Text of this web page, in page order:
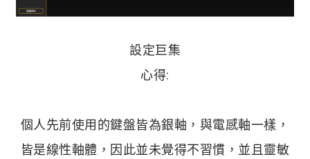
設定巨集
心得:
個人先前使用的鍵盤皆為銀軸，與電感軸一樣，
皆是線性軸體，因此並未覺得不習慣，並且靈敏